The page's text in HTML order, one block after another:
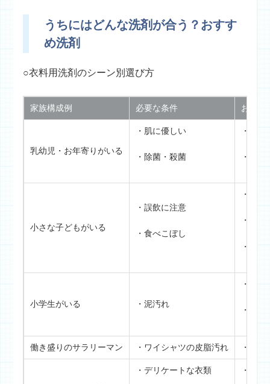
うちにはどんな洗剤が合う？おすす
め洗剤
○衣料用洗剤のシーン別選び方
家族構成例 必要な条件 おすす
乳幼児・お年寄りがいる
・肌に優しい
・除菌・殺菌
・粉末
・酸
小さな子どもがいる
・誤飲に注意
・食べこぼし
・ジ
・液体
・酸
小学生がいる ・泥汚れ
・粉末
・酸
働き盛りのサラリーマン ・ワイシャツの皮脂汚れ ・液体
・デリケートな衣類 ・中性